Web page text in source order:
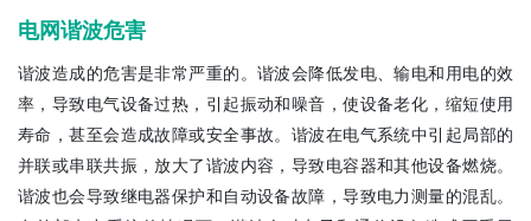
电网谐波危害
谐波造成的危害是非常严重的。谐波会降低发电、输电和用电的效
率，导致电气设备过热，引起振动和噪音，使设备老化，缩短使用
寿命，甚至会造成故障或安全事故。谐波在电气系统中引起局部的
并联或串联共振，放大了谐波内容，导致电容器和其他设备燃烧。
谐波也会导致继电器保护和自动设备故障，导致电力测量的混乱。